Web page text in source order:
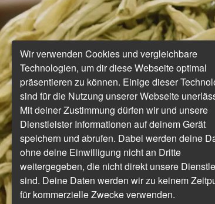
Jede Reise
mich so
Wir verwenden Cookies und vergleichbare
Technologien, um dir diese Webseite optimal
präsentieren zu können. Einige dieser
sind für die Nutzung unserer Webseite
Mit deiner Zustimmung dürfen wir und unsere
Dienstleister Informationen auf deinem Gerät
speichern und abrufen. Dabei werden deine
ohne deine Einwilligung nicht an Dritte
weitergegeben, die nicht direkt unsere
sind. Deine Daten werden wir zu keinem
für kommerzielle Zwecke verwenden.